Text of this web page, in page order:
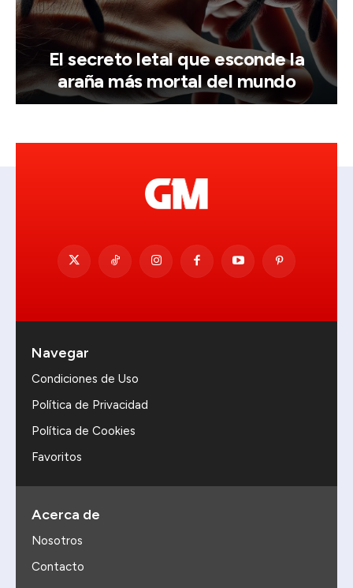
El secreto letal que esconde la
araña más mortal del mundo
Navegar
Condiciones de Uso
Política de Privacidad
Política de Cookies
Favoritos
Acerca de
Nosotros
Contacto